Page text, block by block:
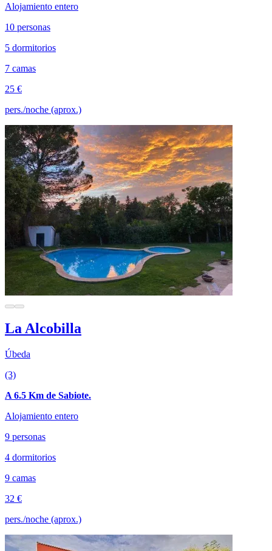
Alojamiento entero
10 personas
5 dormitorios
7 camas
25 €
pers./noche (aprox.)
La Alcobilla
Úbeda
(3)
A 6.5 Km de Sabiote.
Alojamiento entero
9 personas
4 dormitorios
9 camas
32 €
pers./noche (aprox.)